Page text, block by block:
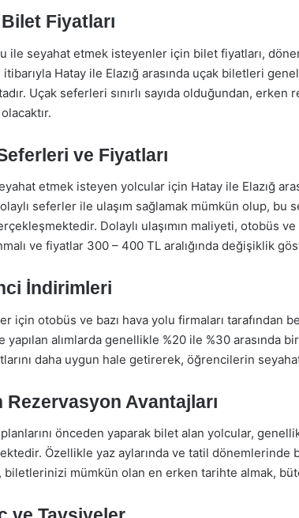
Fiyatları
ile seyahat etmek isteyenler için bilet fiyatları,
itibarıyla Hatay ile Elazığ arasında uçak biletleri
Uçak seferleri sınırlı sayıda olduğundan,
ve Fiyatları
etmek isteyen yolcular için Hatay ile Elazığ
seferler ile ulaşım sağlamak mümkün olup, bu
Dolaylı ulaşımın maliyeti, otobüs
ve fiyatlar 300 – 400 TL aralığında değişiklik
İndirimleri
için otobüs ve bazı hava yolu firmaları tarafından
yapılan alımlarda genellikle %20 ile %30 arasında
daha uygun hale getirerek, öğrencilerin
Rezervasyon Avantajları
önceden yaparak bilet alan yolcular,
Özellikle yaz aylarında ve tatil dönemlerinde
biletlerinizi mümkün olan en erken tarihte almak,